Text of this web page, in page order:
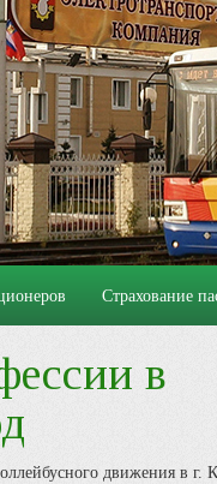
Страхование
в
движения в г.